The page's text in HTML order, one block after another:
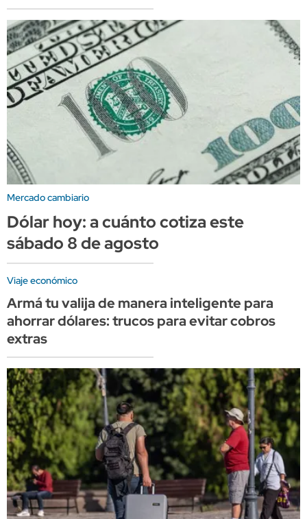
Mercado cambiario
Dólar hoy: a cuánto cotiza este
sábado 8 de agosto
Viaje económico
Armá tu valija de manera inteligente para
ahorrar dólares: trucos para evitar cobros
extras